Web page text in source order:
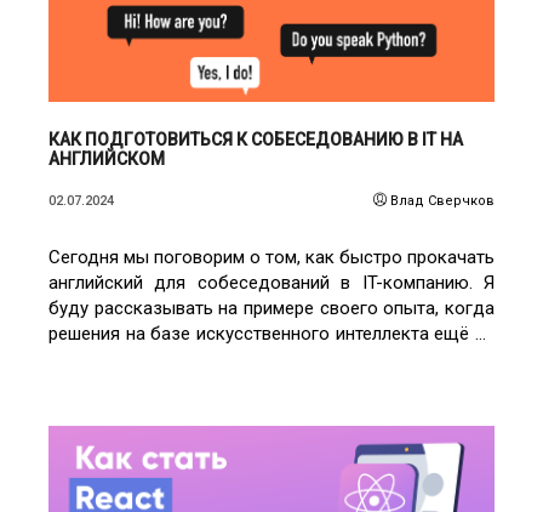
КАК ПОДГОТОВИТЬСЯ К СОБЕСЕДОВАНИЮ В IT НА
АНГЛИЙСКОМ
02.07.2024 Влад Сверчков
Сегодня мы поговорим о том, как быстро прокачать
английский для собеседований в IT-компанию. Я
буду рассказывать на примере своего опыта, когда
решения на базе искусственного интеллекта ещё не